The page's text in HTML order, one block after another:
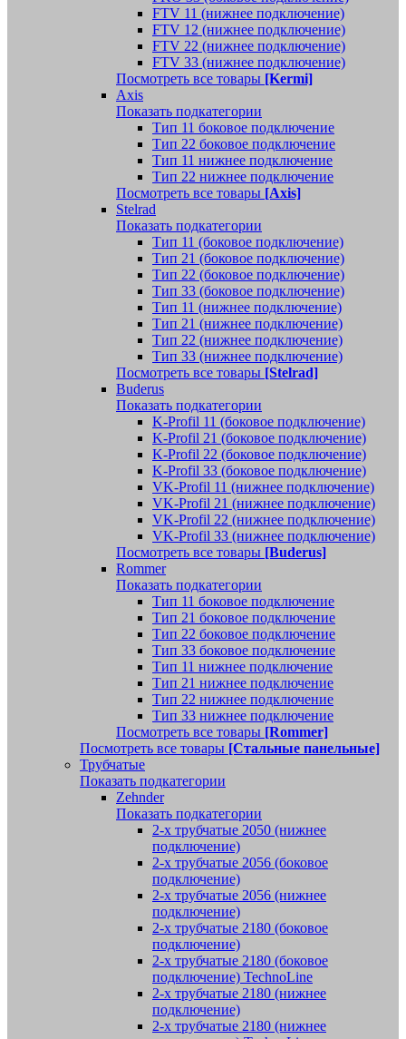
FTV 11 (нижнее подключение)
FTV 12 (нижнее подключение)
FTV 22 (нижнее подключение)
FTV 33 (нижнее подключение)
Посмотреть все товары [Kermi]
Axis
Показать подкатегории
Тип 11 боковое подключение
Тип 22 боковое подключение
Тип 11 нижнее подключение
Тип 22 нижнее подключение
Посмотреть все товары [Axis]
Stelrad
Показать подкатегории
Tип 11 (боковое подключение)
Тип 21 (боковое подключение)
Тип 22 (боковое подключение)
Тип 33 (боковое подключение)
Тип 11 (нижнее подключение)
Тип 21 (нижнее подключение)
Тип 22 (нижнее подключение)
Тип 33 (нижнее подключение)
Посмотреть все товары [Stelrad]
Buderus
Показать подкатегории
K-Profil 11 (боковое подключение)
K-Profil 21 (боковое подключение)
K-Profil 22 (боковое подключение)
K-Profil 33 (боковое подключение)
VK-Profil 11 (нижнее подключение)
VK-Profil 21 (нижнее подключение)
VK-Profil 22 (нижнее подключение)
VK-Profil 33 (нижнее подключение)
Посмотреть все товары [Buderus]
Rommer
Показать подкатегории
Тип 11 боковое подключение
Тип 21 боковое подключение
Тип 22 боковое подключение
Тип 33 боковое подключение
Тип 11 нижнее подключение
Тип 21 нижнее подключение
Тип 22 нижнее подключение
Тип 33 нижнее подключение
Посмотреть все товары [Rommer]
Посмотреть все товары [Стальные панельные]
Трубчатые
Показать подкатегории
Zehnder
Показать подкатегории
2-х трубчатые 2050 (нижнее
подключение)
2-х трубчатые 2056 (боковое
подключение)
2-х трубчатые 2056 (нижнее
подключение)
2-х трубчатые 2180 (боковое
подключение)
2-х трубчатые 2180 (боковое
подключение) TechnoLine
2-х трубчатые 2180 (нижнее
подключение)
2-х трубчатые 2180 (нижнее